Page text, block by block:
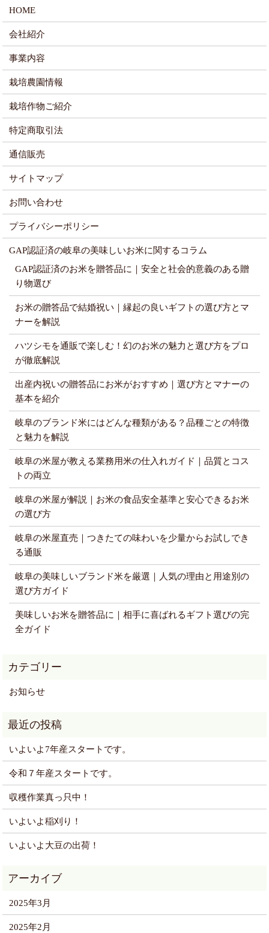
HOME
会社紹介
事業内容
栽培農園情報
栽培作物ご紹介
特定商取引法
通信販売
サイトマップ
お問い合わせ
プライバシーポリシー
GAP認証済の岐阜の美味しいお米に関するコラム
GAP認証済のお米を贈答品に｜安全と社会的意義のある贈
り物選び
お米の贈答品で結婚祝い｜縁起の良いギフトの選び方とマ
ナーを解説
ハツシモを通販で楽しむ！幻のお米の魅力と選び方をプロ
が徹底解説
出産内祝いの贈答品にお米がおすすめ｜選び方とマナーの
基本を紹介
岐阜のブランド米にはどんな種類がある？品種ごとの特徴
と魅力を解説
岐阜の米屋が教える業務用米の仕入れガイド｜品質とコス
トの両立
岐阜の米屋が解説｜お米の食品安全基準と安心できるお米
の選び方
岐阜の米屋直売｜つきたての味わいを少量からお試しでき
る通販
岐阜の美味しいブランド米を厳選｜人気の理由と用途別の
選び方ガイド
美味しいお米を贈答品に｜相手に喜ばれるギフト選びの完
全ガイド
お知らせ
いよいよ7年産スタートです。
令和７年産スタートです。
収穫作業真っ只中！
いよいよ稲刈り！
いよいよ大豆の出荷！
2025年3月
2025年2月